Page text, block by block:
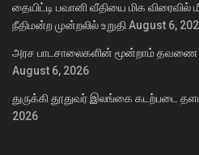
தையிட்டி பவானி வீதியை மிக
நீதிமன்ற முன்றலில் உறுதி August 6,
அரச பாடசாலைகளின் மூன்றாம் தவணை
August 6, 2026
துருக்கி தூதுவர் இலங்கை கடற்படை
2026